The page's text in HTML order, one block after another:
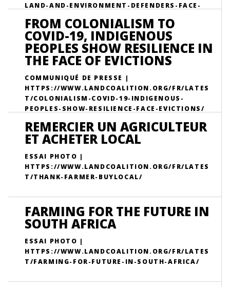
LAND-AND-ENVIRONMENT-DEFENDERS-FACE-
FROM COLONIALISM TO
COVID-19, INDIGENOUS
PEOPLES SHOW RESILIENCE IN
THE FACE OF EVICTIONS
COMMUNIQUÉ DE PRESSE |
HTTPS://WWW.LANDCOALITION.ORG/FR/LATES
T/COLONIALISM-COVID-19-INDIGENOUS-
PEOPLES-SHOW-RESILIENCE-FACE-EVICTIONS/
REMERCIER UN AGRICULTEUR
ET ACHETER LOCAL
ESSAI PHOTO |
HTTPS://WWW.LANDCOALITION.ORG/FR/LATES
T/THANK-FARMER-BUYLOCAL/
FARMING FOR THE FUTURE IN
SOUTH AFRICA
ESSAI PHOTO |
HTTPS://WWW.LANDCOALITION.ORG/FR/LATES
T/FARMING-FOR-FUTURE-IN-SOUTH-AFRICA/